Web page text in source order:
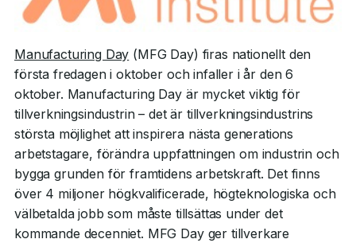
Manufacturing Day (MFG Day) firas nationellt den
första fredagen i oktober och infaller i år den 6
oktober. Manufacturing Day är mycket viktig för
tillverkningsindustrin – det är tillverkningsindustrins
största möjlighet att inspirera nästa generations
arbetstagare, förändra uppfattningen om industrin och
bygga grunden för framtidens arbetskraft. Det finns
över 4 miljoner högkvalificerade, högteknologiska och
välbetalda jobb som måste tillsättas under det
kommande decenniet. MFG Day ger tillverkare